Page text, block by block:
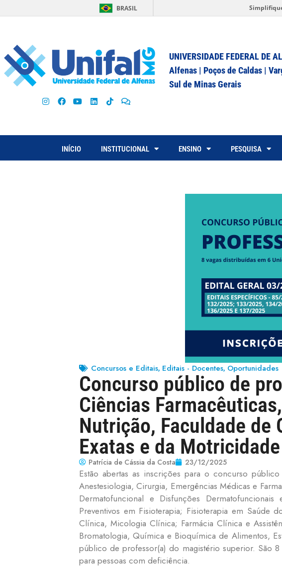
BRASIL
UNIVERSIDADE FEDERAL DE
Alfenas | Poços de Caldas |
Sul de Minas Gerais
INÍCIO INSTITUCIONAL ENSINO PESQUISA
Concursos e Editais, Editais - Docentes, Oportunidades
Concurso público de
Ciências
Nutrição, Faculdade
Exatas e da Motricidade
Patrícia de Cássia da Costa 23/12/2025
Estão abertas as inscrições para o concurso
Anestesiologia, Cirurgia, Emergências Médicas e
Dermatofuncional e Disfunções
Preventivos em Fisioterapia; Fisioterapia em Saúde
Clínica, Micologia Clínica; Farmácia Clínica e
Bromatologia, Química e Bioquímica de Alimentos,
público de professor(a) do magistério superior. São
para pessoas com deficiência.